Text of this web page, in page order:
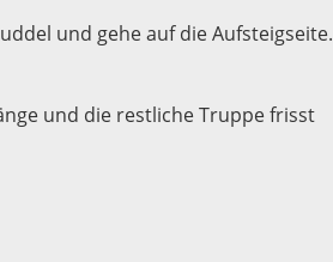
und gehe auf die Aufsteigseite.
und die restliche Truppe frisst